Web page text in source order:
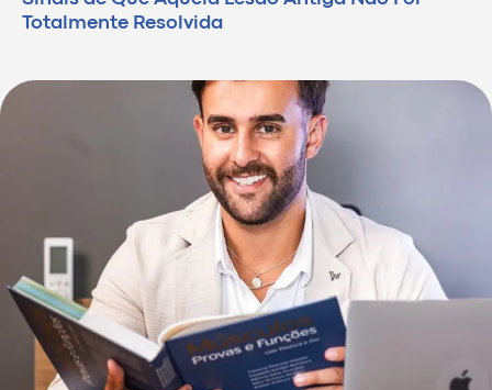
Totalmente Resolvida